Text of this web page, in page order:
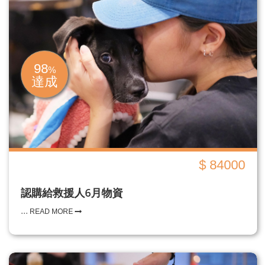
98%
達成
$ 84000
認購給救援人6月物資
... READ MORE